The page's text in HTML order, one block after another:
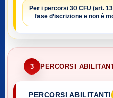
Per i percorsi 30 CFU (art.
fase d’iscrizionee non è
3 PERCORSI
PERCORSI ABILITANTI